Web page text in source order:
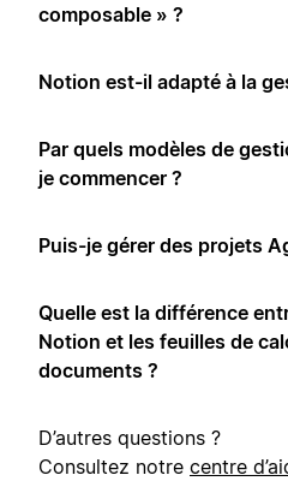
composable » ?
Notion est-il adapté à la
Par quels modèles de
je commencer ?
Puis-je gérer des projets
Quelle est la différence
Notion et les feuilles de
documents ?
D’autres questions ?
Consultez notre centre